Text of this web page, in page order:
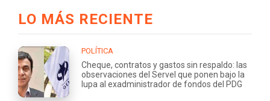
LO MÁS RECIENTE
POLÍTICA
Cheque, contratos y gastos sin respaldo: las
observaciones del Servel que ponen bajo la
lupa al exadministrador de fondos del PDG